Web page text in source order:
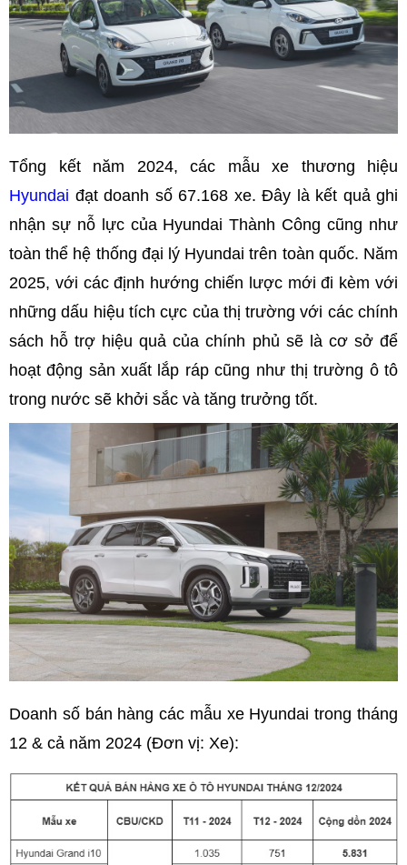
Tổng kết năm 2024, các mẫu xe thương hiệu
Hyundai đạt doanh số 67.168 xe. Đây là kết quả ghi
nhận sự nỗ lực của Hyundai Thành Công cũng như
toàn thể hệ thống đại lý Hyundai trên toàn quốc. Năm
2025, với các định hướng chiến lược mới đi kèm với
những dấu hiệu tích cực của thị trường với các chính
sách hỗ trợ hiệu quả của chính phủ sẽ là cơ sở để
hoạt động sản xuất lắp ráp cũng như thị trường ô tô
trong nước sẽ khởi sắc và tăng trưởng tốt.
Doanh số bán hàng các mẫu xe Hyundai trong tháng
12 & cả năm 2024 (Đơn vị: Xe):